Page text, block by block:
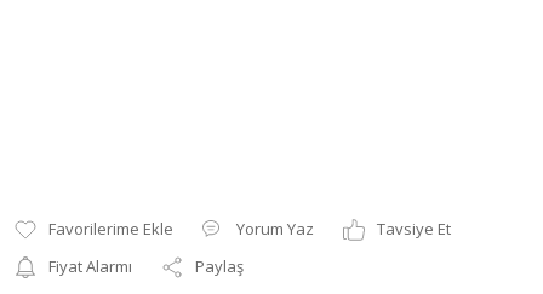
Yorum Yaz
Tavsiye Et
Fiyat Alarmı
Paylaş